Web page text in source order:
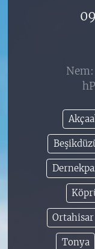
Nem:
Ortahisar
Tonya